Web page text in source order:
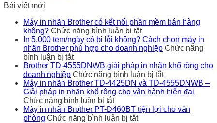
Bài viết mới
Máy in nhãn Brother có kết nối phần mềm bán hàng
không? Chức năng bình luận bị tắtở
Máy
in
Brother
có
kết
nối
mềm
In 5.000 tem/ngày có bị lỗi không? Cách chọn máy in
nhãn Brother phù hợp cho doanh nghiệp Chức năng
bình luận bị tắtở
In
5.000
tem/ngày
có
bị
lỗi
không?
Brother TD-4555DNWB giải pháp in nhãn khổ rộng cho
doanh nghiệp Chức năng bình luận bị tắtở
Brother
TD-
giải
Máy in nhãn Brother TD-4425DN và TD-4555DNWB –
Giải pháp in nhãn khổ rộng cho vận hành hiện đại
Chức năng bình luận bị tắtở
Máy
in
Máy in nhãn Brother PT-D460BT tiện lợi cho văn
phòng Chức năng bình luận bị tắtở